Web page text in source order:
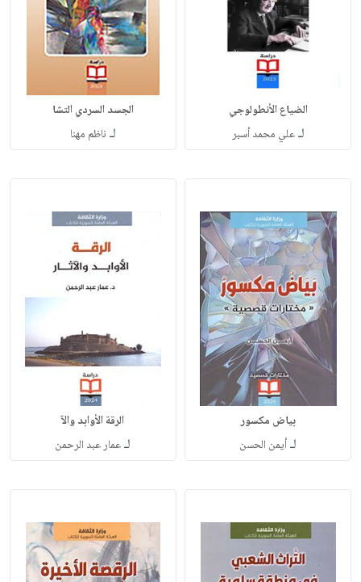
الضياع الأنطولوجي
لـعلي محمد أسبر
الجسد السردي التشا
لـ ناظم مهنا
بياض مكسور
لـأيمن الحسن
الرقة الأوابد والآ
لـعمار عبد الرحمن